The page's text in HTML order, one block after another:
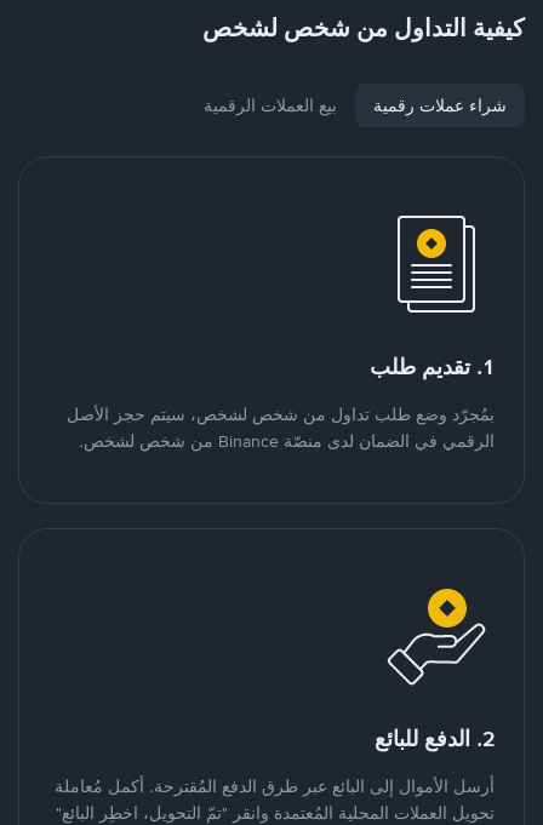
كيفية التداول من شخص لشخص
شراء عملات رقمية بيع العملات الرقمية
1. تقديم طلب
بمُجرّد وضع طلب تداول من شخص لشخص، سيتم حجز الأصل
الرقمي في الضمان لدى منصّة Binance من شخص لشخص.
2. الدفع للبائع
أرسل الأموال إلى البائع عبر طرق الدفع المُقترحة. أكمل مُعاملة
تحويل العملات المحلية المُعتمدة وانقر "تمّ التحويل، اخطِر البائع"